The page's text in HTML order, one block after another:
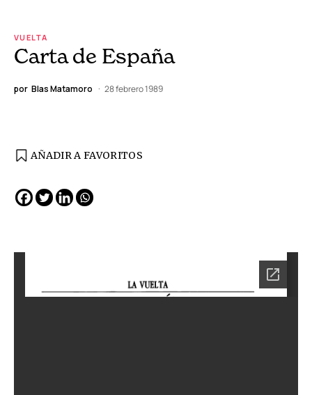
VUELTA
Carta de España
por Blas Matamoro 28 febrero 1989
AÑADIR A FAVORITOS